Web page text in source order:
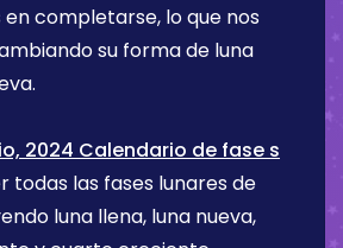
en completarse, lo que nos
su forma de luna
2024 Calendario de fase s
todas las fases lunares de
luna llena, luna nueva,